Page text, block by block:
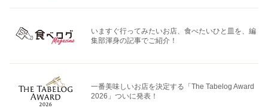
いますぐ行ってみたいお店、食べたいひと皿を、編
集部渾身の記事でご紹介！
一番美味しいお店を決定する「The Tabelog Award
2026」ついに発表！